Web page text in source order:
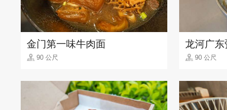
金门第一味牛肉面
90 公尺
龙河广东
90 公尺